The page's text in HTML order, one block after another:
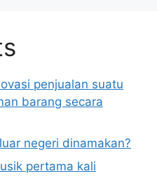
penjualan suatu
barang secara
negeri dinamakan?
pertama kali